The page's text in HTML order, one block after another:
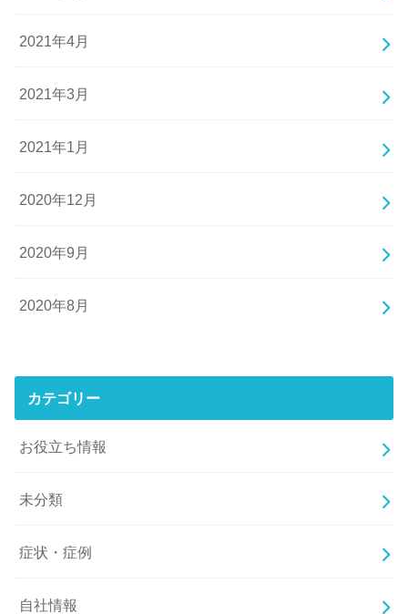
2021年4月
2021年3月
2021年1月
2020年12月
2020年9月
2020年8月
カテゴリー
お役立ち情報
未分類
症状・症例
自社情報